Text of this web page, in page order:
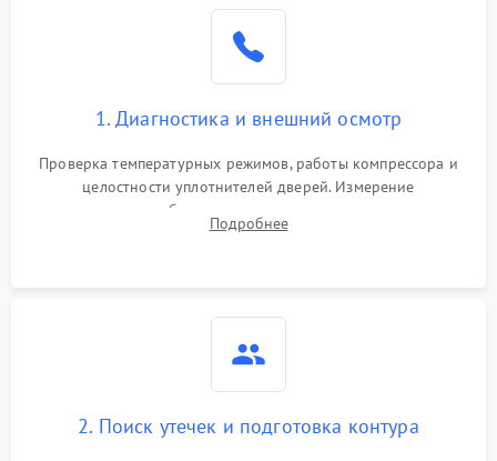
1. Диагностика и внешний осмотр
Проверка температурных режимов, работы компрессора и
целостности уплотнителей дверей. Измерение
сопротивления обмоток мотора, проверка термостата и
считывание кодов ошибок с электронного дисплея.
Подробнее
2. Поиск утечек и подготовка контура